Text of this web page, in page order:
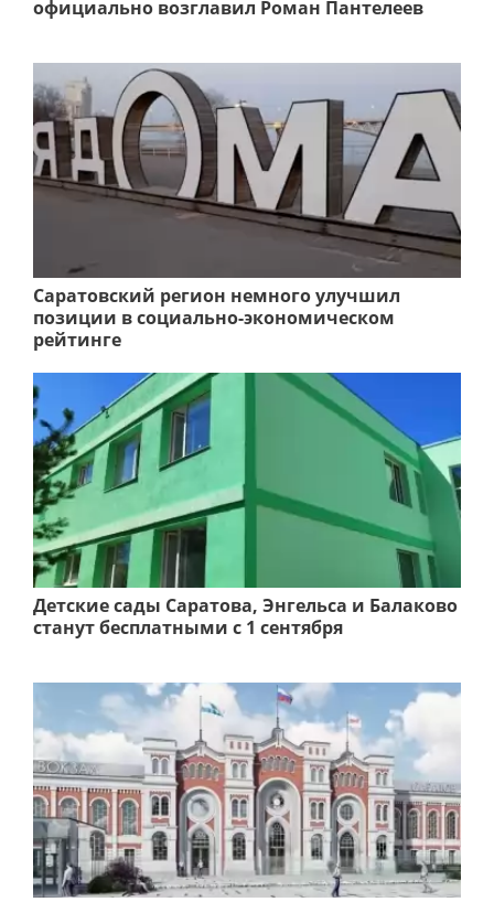
официально возглавил Роман Пантелеев
Саратовский регион немного улучшил
позиции в социально-экономическом
рейтинге
Детские сады Саратова, Энгельса и Балаково
станут бесплатными с 1 сентября